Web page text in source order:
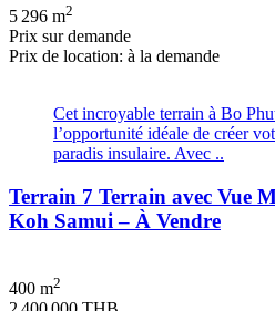
5 296 m2
Prix ​​sur demande
Prix de location: à la demande
Cet incroyable terrain à Bo
l’opportunité idéale de créer
paradis insulaire. Avec ..
Terrain 7 Terrain avec Vue
Koh Samui – À Vendre
400 m2